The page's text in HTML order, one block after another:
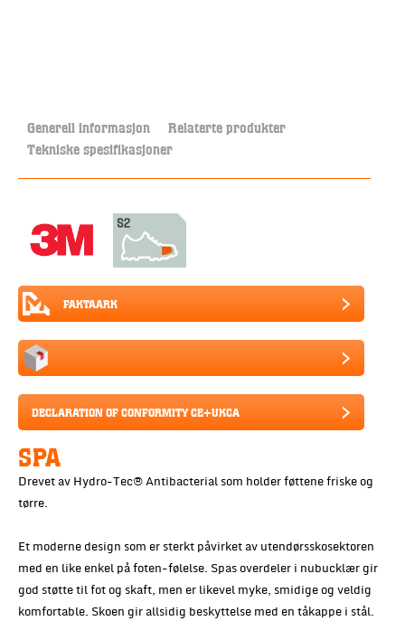
Generell informasjon Relaterte produkter
Tekniske spesifikasjoner
FAKTAARK
DECLARATION OF CONFORMITY CE+UKCA
SPA
Drevet av Hydro-Tec® Antibacterial som holder føttene friske og
tørre.
Et moderne design som er sterkt påvirket av utendørsskosektoren
med en like enkel på foten-følelse. Spas overdeler i nubucklær gir
god støtte til fot og skaft, men er likevel myke, smidige og veldig
komfortable. Skoen gir allsidig beskyttelse med en tåkappe i stål.